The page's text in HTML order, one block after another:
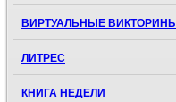
ВИРТУАЛЬНЫЕ ВИКТОРИНЫ
ЛИТРЕС
КНИГА НЕДЕЛИ